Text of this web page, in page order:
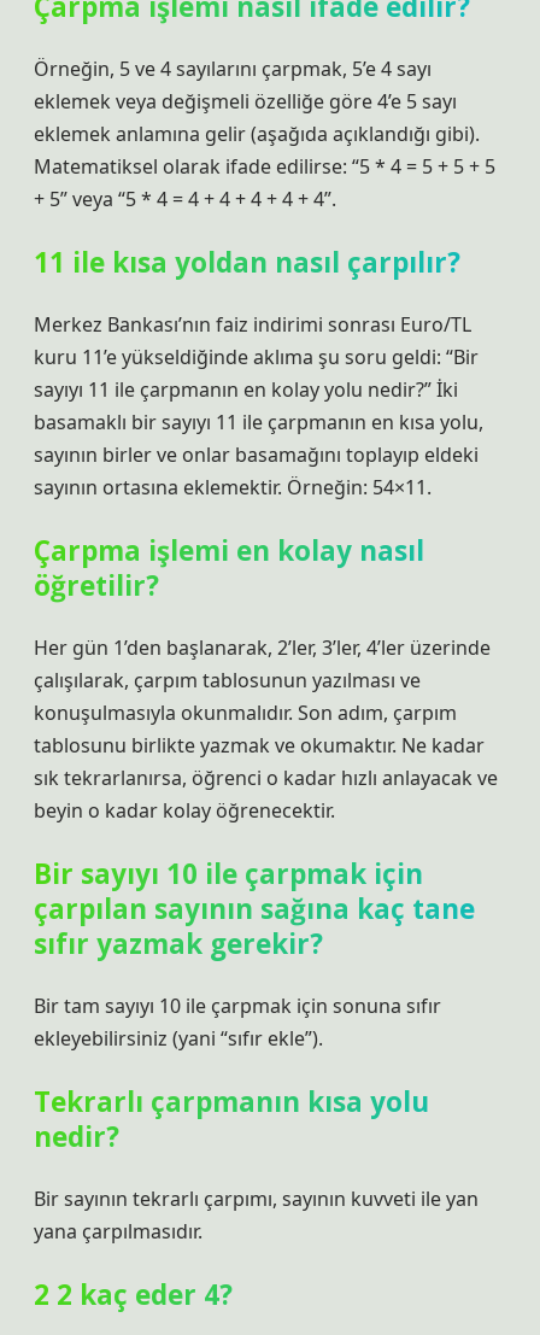
Örneğin, 5 ve 4 sayılarını çarpmak, 5’e 4 sayı
eklemek veya değişmeli özelliğe göre 4’e 5 sayı
eklemek anlamına gelir (aşağıda açıklandığı gibi).
Matematiksel olarak ifade edilirse: “5 * 4 = 5 + 5 + 5
+ 5” veya “5 * 4 = 4 + 4 + 4 + 4 + 4”.
11 ile kısa yoldan nasıl çarpılır?
Merkez Bankası’nın faiz indirimi sonrası Euro/TL
kuru 11’e yükseldiğinde aklıma şu soru geldi: “Bir
sayıyı 11 ile çarpmanın en kolay yolu nedir?” İki
basamaklı bir sayıyı 11 ile çarpmanın en kısa yolu,
sayının birler ve onlar basamağını toplayıp eldeki
sayının ortasına eklemektir. Örneğin: 54×11.
Çarpma işlemi en kolay nasıl
öğretilir?
Her gün 1’den başlanarak, 2’ler, 3’ler, 4’ler üzerinde
çalışılarak, çarpım tablosunun yazılması ve
konuşulmasıyla okunmalıdır. Son adım, çarpım
tablosunu birlikte yazmak ve okumaktır. Ne kadar
sık ​​tekrarlanırsa, öğrenci o kadar hızlı anlayacak ve
beyin o kadar kolay öğrenecektir.
Bir sayıyı 10 ile çarpmak için
çarpılan sayının sağına kaç tane
sıfır yazmak gerekir?
Bir tam sayıyı 10 ile çarpmak için sonuna sıfır
ekleyebilirsiniz (yani “sıfır ekle”).
Tekrarlı çarpmanın kısa yolu
nedir?
Bir sayının tekrarlı çarpımı, sayının kuvveti ile yan
yana çarpılmasıdır.
2 2 kaç eder 4?